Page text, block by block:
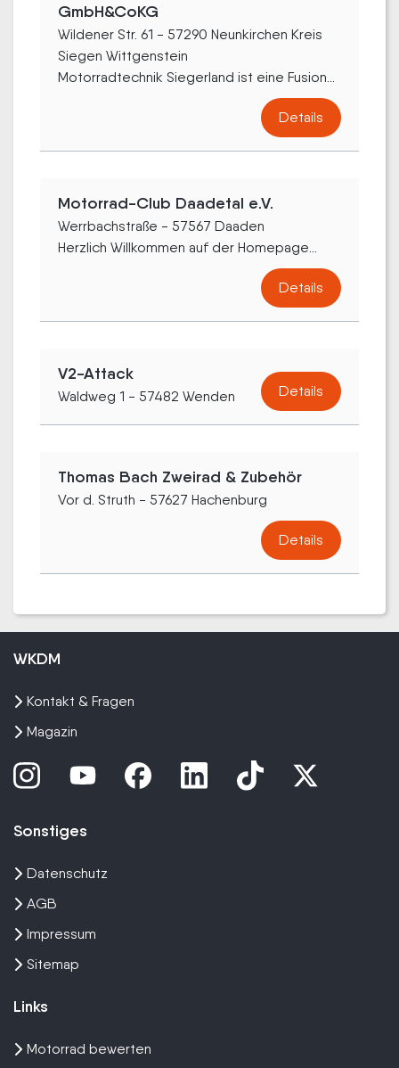
GmbH&CoKG
Wildener Str. 61 - 57290 Neunkirchen Kreis
Siegen Wittgenstein
Motorradtechnik Siegerland ist eine Fusion...
Details
Motorrad-Club Daadetal e.V.
Werrbachstraße - 57567 Daaden
Herzlich Willkommen auf der Homepage...
Details
V2-Attack
Waldweg 1 - 57482 Wenden Details
Thomas Bach Zweirad & Zubehör
Vor d. Struth - 57627 Hachenburg
Details
WKDM
Kontakt & Fragen
Magazin
Sonstiges
Datenschutz
AGB
Impressum
Sitemap
Links
Motorrad bewerten